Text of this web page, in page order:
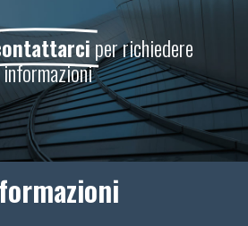
per richiedere
informazioni